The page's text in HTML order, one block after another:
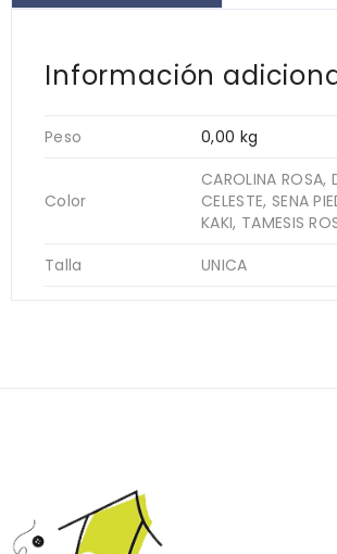
Información
Peso 0,00 kg
Color
CAROLINA ROSA,
CELESTE, SENA
KAKI, TAMESIS
Talla
UNICA